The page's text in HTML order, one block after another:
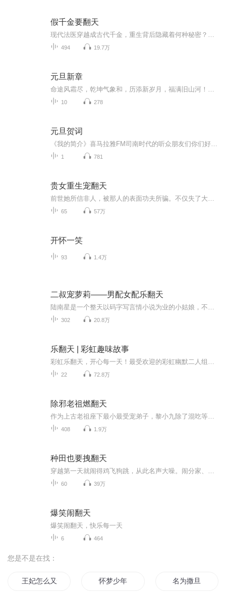
假千金要翻天
494 19.7万
元旦新章
10 278
元旦贺词
1 781
贵女重生宠翻天
65 57万
开怀一笑
93 1.4万
二叔宠萝莉——男配女配乐翻天
302 20.8万
乐翻天 | 彩虹趣味故事
22 72.8万
除邪老祖燃翻天
408 1.9万
种田也要拽翻天
60 39万
爆笑闹翻天
爆笑闹翻天，快乐每一天
6 464
您是不是在找：
王妃怎么又怀了 怀梦少年 名为撒旦